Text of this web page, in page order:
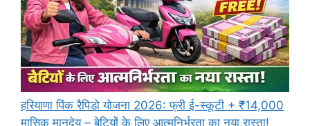
हरियाणा पिंक रैपिडो योजना 2026: फ्री ई-स्कूटी + ₹14,000
मासिक मानदेय – बेटियों के लिए आत्मनिर्भरता का नया रास्ता!